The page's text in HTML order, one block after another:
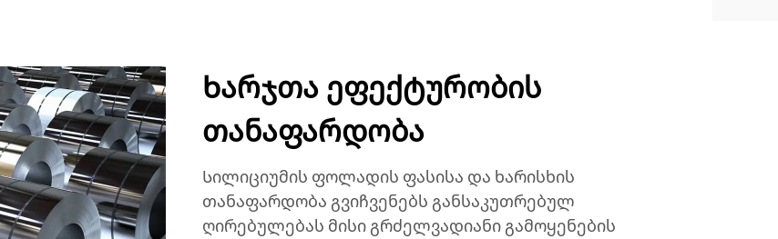
Ხარჯთა ეფექტურობის
თანაფარდობა
Სილიციუმის ფოლადის ფასისა და ხარისხის
თანაფარდობა გვიჩვენებს განსაკუთრებულ
ღირებულებას მისი გრძელვადიანი გამოყენების